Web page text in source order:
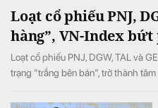
Loạt cổ phiếu PNJ,
hàng”, VN-Index bứt
Loạt cổ phiếu PNJ, DGW, TAL và
trạng "trắng bên bán", trở thành